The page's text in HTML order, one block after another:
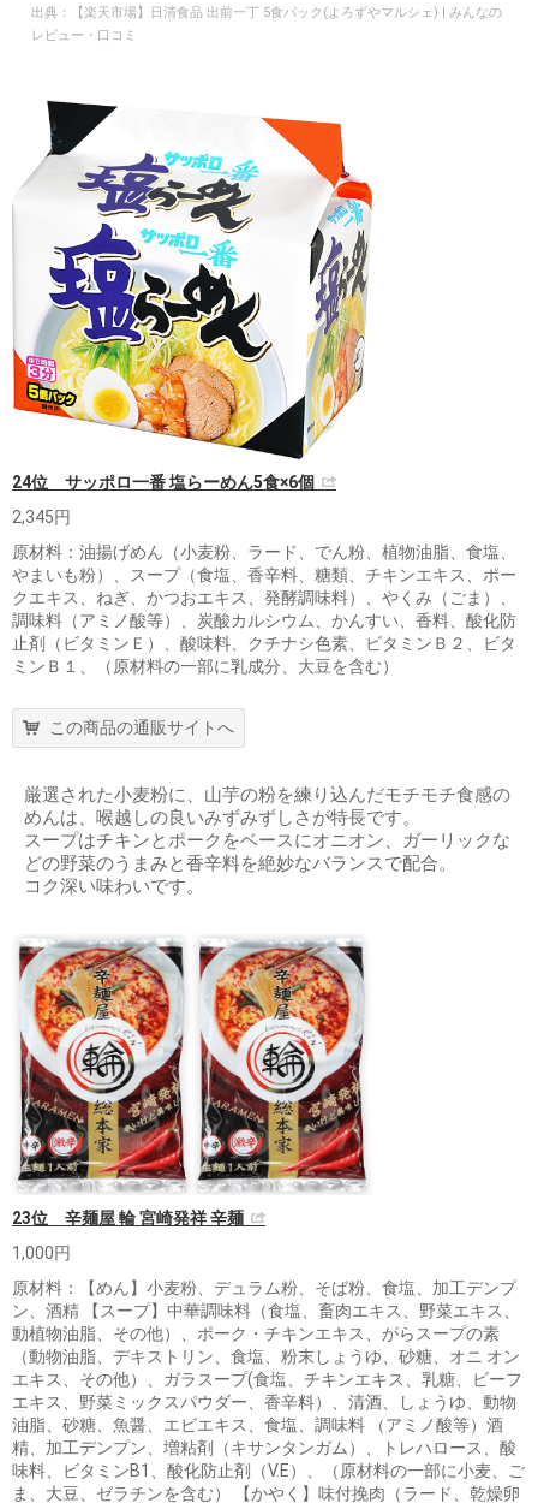
出典：
【楽天市場】日清食品 出前一丁 5食パック(よろずやマルシェ) | みんなの
レビュー・口コミ
24位 サッポロ一番 塩らーめん5食×6個
2,345円
原材料：油揚げめん（小麦粉、ラード、でん粉、植物油脂、食塩、
やまいも粉）、スープ（食塩、香辛料、糖類、チキンエキス、ポー
クエキス、ねぎ、かつおエキス、発酵調味料）、やくみ（ごま）、
調味料（アミノ酸等）、炭酸カルシウム、かんすい、香料、酸化防
止剤（ビタミンＥ）、酸味料、クチナシ色素、ビタミンＢ２、ビタ
ミンＢ１、（原材料の一部に乳成分、大豆を含む）
この商品の通販サイトへ
厳選された小麦粉に、山芋の粉を練り込んだモチモチ食感の
めんは、喉越しの良いみずみずしさが特長です。
スープはチキンとポークをベースにオニオン、ガーリックな
どの野菜のうまみと香辛料を絶妙なバランスで配合。
コク深い味わいです。
23位 辛麺屋 輪 宮崎発祥 辛麺
1,000円
原材料：【めん】小麦粉、デュラム粉、そば粉、食塩、加工デンプ
ン、酒精 【スープ】中華調味料（食塩、畜肉エキス、野菜エキス、
動植物油脂、その他）、ポーク・チキンエキス、がらスープの素
（動物油脂、デキストリン、食塩、粉末しょうゆ、砂糖、オニ オン
エキス、その他）、ガラスープ(食塩、チキンエキス、乳糖、ビーフ
エキス、野菜ミックスパウダー、香辛料）、清酒、しょうゆ、動物
油脂、砂糖、魚醤、エビエキス、食塩、調味料 （アミノ酸等）酒
精、加工デンプン、増粘剤（キサンタンガム）、トレハロース、酸
味料、ビタミンB1、酸化防止剤（V.E）、（原材料の一部に小麦、ご
ま、大豆、ゼラチンを含む） 【かやく】味付挽肉（ラード、乾燥卵